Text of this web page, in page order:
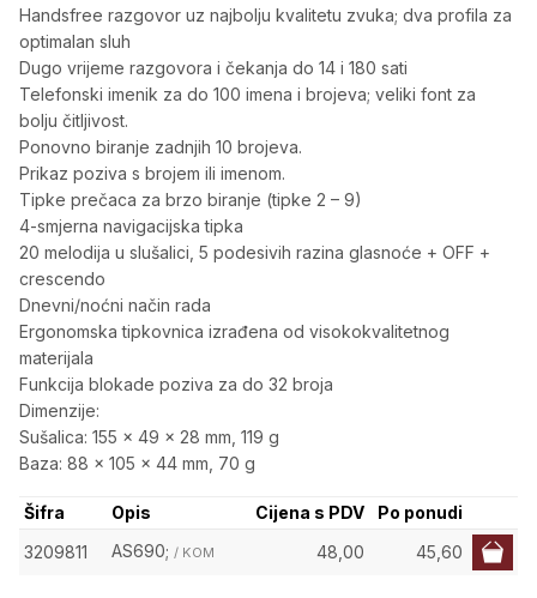
Handsfree razgovor uz najbolju kvalitetu zvuka; dva profila za
optimalan sluh
Dugo vrijeme razgovora i čekanja do 14 i 180 sati
Telefonski imenik za do 100 imena i brojeva; veliki font za
bolju čitljivost.
Ponovno biranje zadnjih 10 brojeva.
Prikaz poziva s brojem ili imenom.
Tipke prečaca za brzo biranje (tipke 2 – 9)
4-smjerna navigacijska tipka
20 melodija u slušalici, 5 podesivih razina glasnoće + OFF +
crescendo
Dnevni/noćni način rada
Ergonomska tipkovnica izrađena od visokokvalitetnog
materijala
Funkcija blokade poziva za do 32 broja
Dimenzije:
Sušalica: 155 x 49 x 28 mm, 119 g
Baza: 88 x 105 x 44 mm, 70 g
Šifra Opis Cijena s PDV
Po ponudi
3209811
AS690; / KOM 48,00 45,60